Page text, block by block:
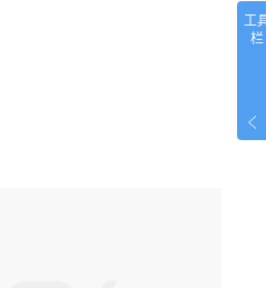
工
栏